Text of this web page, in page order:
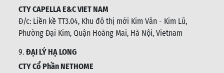
CTY CAPELLA E&C VIET NAM
Đ/c: Liền kề TT3.04, Khu đô thị mới Kim Văn - Kim Lũ,
Phường Đại Kim, Quận Hoàng Mai, Hà Nội, Vietnam
9. ĐẠI LÝ HẠ LONG
CTY Cổ Phần NETHOME